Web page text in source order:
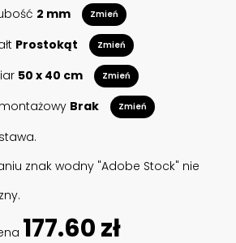
2 mm Zmień
Prostokąt Zmień
50 x 40 cm Zmień
Brak Zmień
znak wodny "Adobe Stock" nie
177.60 zł